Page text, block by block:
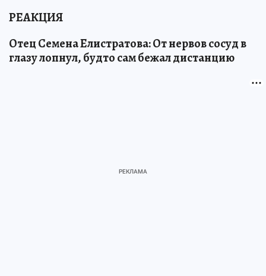
РЕАКЦИЯ
Отец Семена Елистратова: От нервов сосуд в
глазу лопнул, будто сам бежал дистанцию